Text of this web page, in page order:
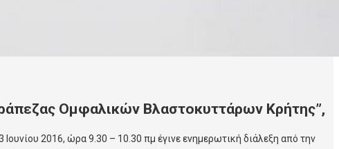
Ομφαλικών Βλαστοκυττάρων Κρήτης”,
2016, ώρα 9.30 – 10.30 πμ έγινε ενημερωτική διάλεξη από την